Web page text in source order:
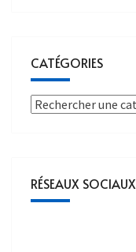
CATÉGORIES
RÉSEAUX SOCIAUX